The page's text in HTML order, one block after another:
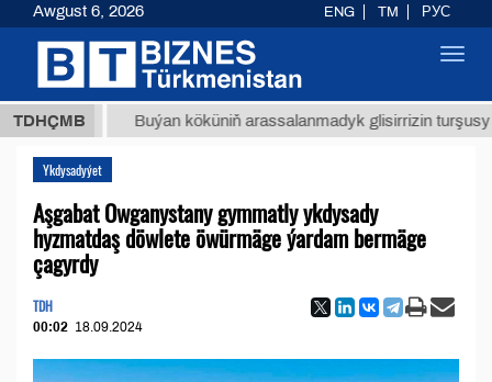
TDHÇMBBuýan köküniň arassalanmadyk glisirrizin turşusy (t.)
Ykdysadyýet
Aşgabat Owganystany gymmatly ykdysady
hyzmatdaş döwlete öwürmäge ýardam bermäge
çagyrdy
TDH
00:02 18.09.2024
Awgust 6, 2026 ENG TM РУС